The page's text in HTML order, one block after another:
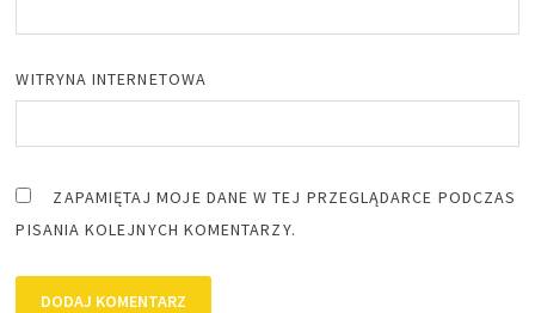
WITRYNA INTERNETOWA
ZAPAMIĘTAJ MOJE DANE W TEJ PRZEGLĄDARCE PODCZAS
PISANIA KOLEJNYCH KOMENTARZY.